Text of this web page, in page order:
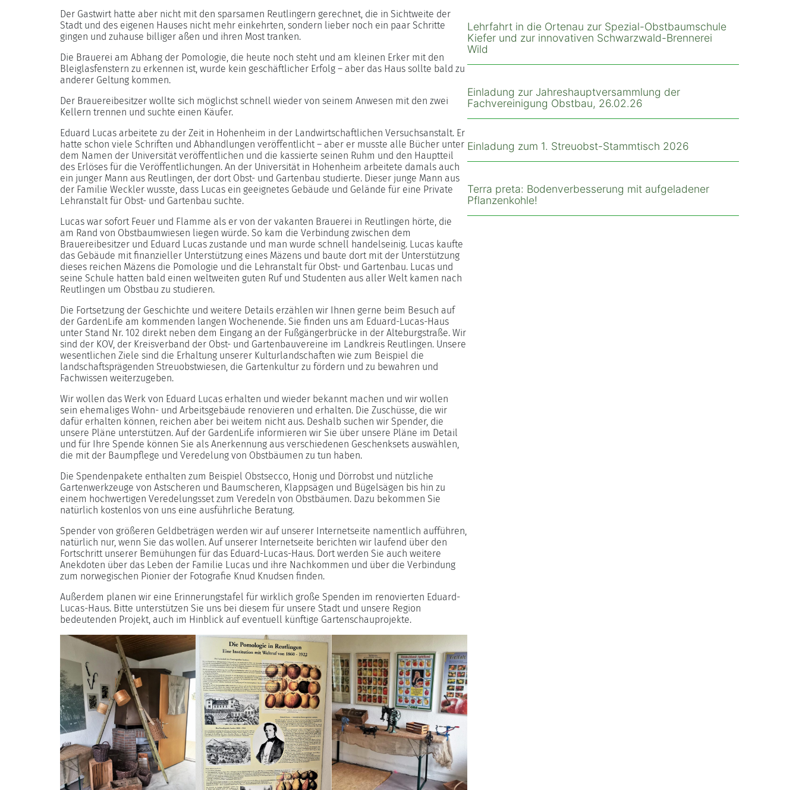
Der Gastwirt hatte aber nicht mit den sparsamen Reutlingern gerechnet, die in Sichtweite der
Stadt und des eigenen Hauses nicht mehr einkehrten, sondern lieber noch ein paar Schritte
gingen und zuhause billiger aßen und ihren Most tranken.
Die Brauerei am Abhang der Pomologie, die heute noch steht und am kleinen Erker mit den
Bleiglasfenstern zu erkennen ist, wurde kein geschäftlicher Erfolg – aber das Haus sollte bald zu
anderer Geltung kommen.
Der Brauereibesitzer wollte sich möglichst schnell wieder von seinem Anwesen mit den zwei
Kellern trennen und suchte einen Käufer.
Eduard Lucas arbeitete zu der Zeit in Hohenheim in der Landwirtschaftlichen Versuchsanstalt. Er
hatte schon viele Schriften und Abhandlungen veröffentlicht – aber er musste alle Bücher unter
dem Namen der Universität veröffentlichen und die kassierte seinen Ruhm und den Hauptteil
des Erlöses für die Veröffentlichungen. An der Universität in Hohenheim arbeitete damals auch
ein junger Mann aus Reutlingen, der dort Obst- und Gartenbau studierte. Dieser junge Mann aus
der Familie Weckler wusste, dass Lucas ein geeignetes Gebäude und Gelände für eine Private
Lehranstalt für Obst- und Gartenbau suchte.
Lucas war sofort Feuer und Flamme als er von der vakanten Brauerei in Reutlingen hörte, die
am Rand von Obstbaumwiesen liegen würde. So kam die Verbindung zwischen dem
Brauereibesitzer und Eduard Lucas zustande und man wurde schnell handelseinig. Lucas kaufte
das Gebäude mit finanzieller Unterstützung eines Mäzens und baute dort mit der Unterstützung
dieses reichen Mäzens die Pomologie und die Lehranstalt für Obst- und Gartenbau. Lucas und
seine Schule hatten bald einen weltweiten guten Ruf und Studenten aus aller Welt kamen nach
Reutlingen um Obstbau zu studieren.
Die Fortsetzung der Geschichte und weitere Details erzählen wir Ihnen gerne beim Besuch auf
der GardenLife am kommenden langen Wochenende. Sie finden uns am Eduard-Lucas-Haus
unter Stand Nr. 102 direkt neben dem Eingang an der Fußgängerbrücke in der Alteburgstraße. Wir
sind der KOV, der Kreisverband der Obst- und Gartenbauvereine im Landkreis Reutlingen. Unsere
wesentlichen Ziele sind die Erhaltung unserer Kulturlandschaften wie zum Beispiel die
landschaftsprägenden Streuobstwiesen, die Gartenkultur zu fördern und zu bewahren und
Fachwissen weiterzugeben.
Wir wollen das Werk von Eduard Lucas erhalten und wieder bekannt machen und wir wollen
sein ehemaliges Wohn- und Arbeitsgebäude renovieren und erhalten. Die Zuschüsse, die wir
dafür erhalten können, reichen aber bei weitem nicht aus. Deshalb suchen wir Spender, die
unsere Pläne unterstützen. Auf der GardenLife informieren wir Sie über unsere Pläne im Detail
und für Ihre Spende können Sie als Anerkennung aus verschiedenen Geschenksets auswählen,
die mit der Baumpflege und Veredelung von Obstbäumen zu tun haben.
Die Spendenpakete enthalten zum Beispiel Obstsecco, Honig und Dörrobst und nützliche
Gartenwerkzeuge von Astscheren und Baumscheren, Klappsägen und Bügelsägen bis hin zu
einem hochwertigen Veredelungsset zum Veredeln von Obstbäumen. Dazu bekommen Sie
natürlich kostenlos von uns eine ausführliche Beratung.
Spender von größeren Geldbeträgen werden wir auf unserer Internetseite namentlich aufführen,
natürlich nur, wenn Sie das wollen. Auf unserer Internetseite berichten wir laufend über den
Fortschritt unserer Bemühungen für das Eduard-Lucas-Haus. Dort werden Sie auch weitere
Anekdoten über das Leben der Familie Lucas und ihre Nachkommen und über die Verbindung
zum norwegischen Pionier der Fotografie Knud Knudsen finden.
Außerdem planen wir eine Erinnerungstafel für wirklich große Spenden im renovierten Eduard-
Lucas-Haus. Bitte unterstützen Sie uns bei diesem für unsere Stadt und unsere Region
bedeutenden Projekt, auch im Hinblick auf eventuell künftige Gartenschauprojekte.
Lehrfahrt in die Ortenau zur Spezial-Obstbaumschule
Kiefer und zur innovativen Schwarzwald-Brennerei
Wild
Einladung zur Jahreshauptversammlung der
Fachvereinigung Obstbau, 26.02.26
Einladung zum 1. Streuobst-Stammtisch 2026
Terra preta: Bodenverbesserung mit aufgeladener
Pflanzenkohle!